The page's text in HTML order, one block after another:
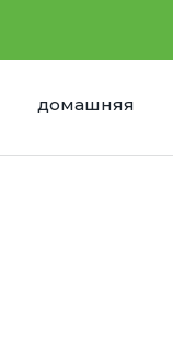
домашняя